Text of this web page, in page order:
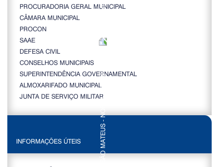
PROCURADORIA GERAL MUNICIPAL
CÂMARA MUNICIPAL
PROCON
SAAE
DEFESA CIVIL
CONSELHOS MUNICIPAIS
SUPERINTENDÊNCIA GOVERNAMENTAL
ALMOXARIFADO MUNICIPAL
JUNTA DE SERVIÇO MILITAR
INFORMAÇÕES ÚTEIS